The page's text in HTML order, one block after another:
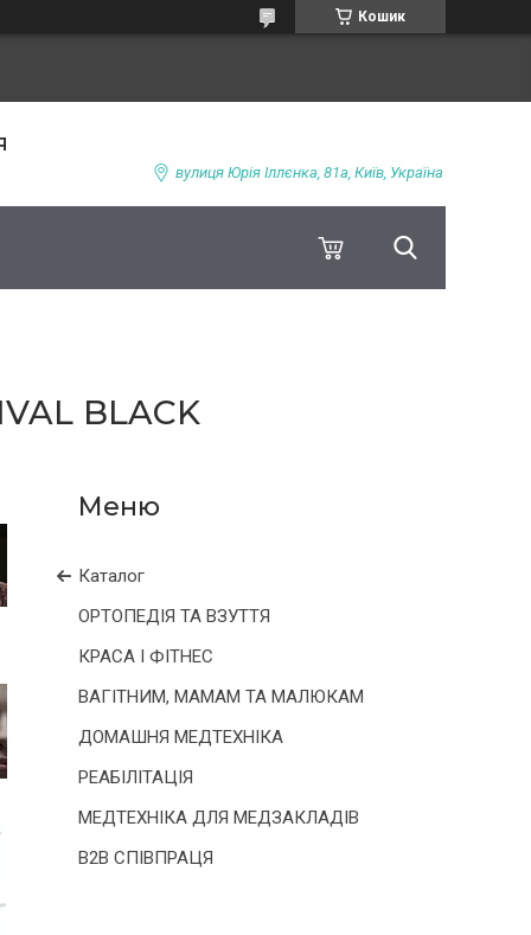
Кошик
вулиця Юрія Іллєнка, 81а, Київ, Україна
BLACK
Каталог
ОРТОПЕДІЯ ТА ВЗУТТЯ
КРАСА І ФІТНЕС
ВАГІТНИМ, МАМАМ ТА МАЛЮКАМ
ДОМАШНЯ МЕДТЕХНІКА
РЕАБІЛІТАЦІЯ
МЕДТЕХНІКА ДЛЯ МЕДЗАКЛАДІВ
B2B СПІВПРАЦЯ